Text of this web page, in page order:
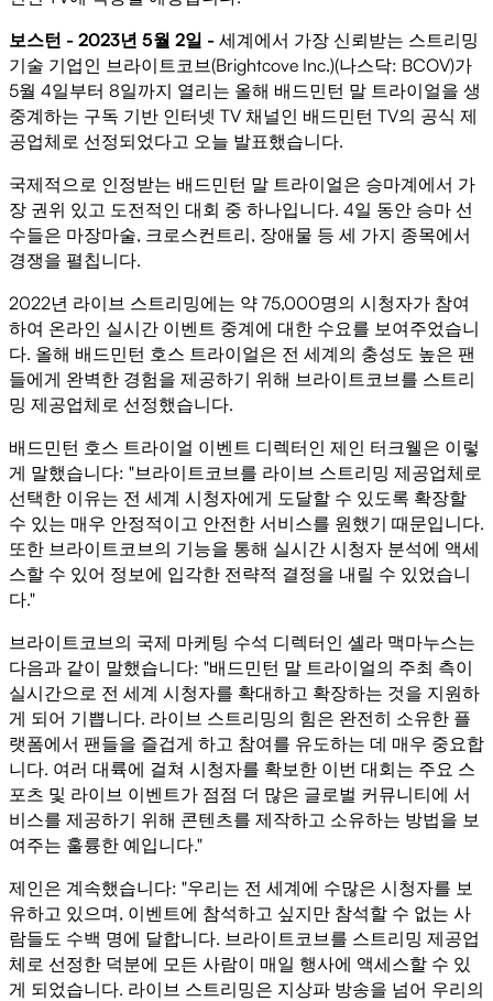
보스턴 - 2023년 5월 2일 - 세계에서 가장 신뢰받는 스트리밍
기술 기업인 브라이트코브(Brightcove Inc.)(나스닥: BCOV)가
5월 4일부터 8일까지 열리는 올해 배드민턴 말 트라이얼을 생
중계하는 구독 기반 인터넷 TV 채널인 배드민턴 TV의 공식 제
공업체로 선정되었다고 오늘 발표했습니다.
국제적으로 인정받는 배드민턴 말 트라이얼은 승마계에서 가
장 권위 있고 도전적인 대회 중 하나입니다. 4일 동안 승마 선
수들은 마장마술, 크로스컨트리, 장애물 등 세 가지 종목에서
경쟁을 펼칩니다.
2022년 라이브 스트리밍에는 약 75,000명의 시청자가 참여
하여 온라인 실시간 이벤트 중계에 대한 수요를 보여주었습니
다. 올해 배드민턴 호스 트라이얼은 전 세계의 충성도 높은 팬
들에게 완벽한 경험을 제공하기 위해 브라이트코브를 스트리
밍 제공업체로 선정했습니다.
배드민턴 호스 트라이얼 이벤트 디렉터인 제인 터크웰은 이렇
게 말했습니다: "브라이트코브를 라이브 스트리밍 제공업체로
선택한 이유는 전 세계 시청자에게 도달할 수 있도록 확장할
수 있는 매우 안정적이고 안전한 서비스를 원했기 때문입니다.
또한 브라이트코브의 기능을 통해 실시간 시청자 분석에 액세
스할 수 있어 정보에 입각한 전략적 결정을 내릴 수 있었습니
다."
브라이트코브의 국제 마케팅 수석 디렉터인 셸라 맥마누스는
다음과 같이 말했습니다: "배드민턴 말 트라이얼의 주최 측이
실시간으로 전 세계 시청자를 확대하고 확장하는 것을 지원하
게 되어 기쁩니다. 라이브 스트리밍의 힘은 완전히 소유한 플
랫폼에서 팬들을 즐겁게 하고 참여를 유도하는 데 매우 중요합
니다. 여러 대륙에 걸쳐 시청자를 확보한 이번 대회는 주요 스
포츠 및 라이브 이벤트가 점점 더 많은 글로벌 커뮤니티에 서
비스를 제공하기 위해 콘텐츠를 제작하고 소유하는 방법을 보
여주는 훌륭한 예입니다."
제인은 계속했습니다: "우리는 전 세계에 수많은 시청자를 보
유하고 있으며, 이벤트에 참석하고 싶지만 참석할 수 없는 사
람들도 수백 명에 달합니다. 브라이트코브를 스트리밍 제공업
체로 선정한 덕분에 모든 사람이 매일 행사에 액세스할 수 있
게 되었습니다. 라이브 스트리밍은 지상파 방송을 넘어 우리의